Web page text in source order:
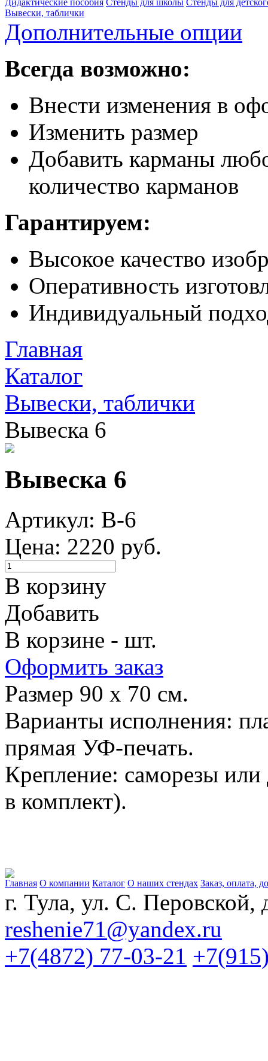
Дидактические пособия Стенды для школы Стенды для
Вывески, таблички
Дополнительные опции
Всегда возможно:
Внести изменения в
Изменить размер
Добавить карманы
количество карманов
Гарантируем:
Высокое качество
Оперативность
Индивидуальный
Главная
Каталог
Вывески, таблички
Вывеска 6
Вывеска 6
Артикул: В-6
Цена: 2220 руб.
В корзину
Добавить
В корзине - шт.
Оформить заказ
Размер 90 х 70 см.
Варианты исполнения:
прямая УФ-печать.
Крепление: саморезы или
в комплект).
Главная О компании Каталог О наших стендах Заказ, оплата,
г. Тула, ул. С. Перовской,
reshenie71@yandex.ru
+7(4872) 77-03-21